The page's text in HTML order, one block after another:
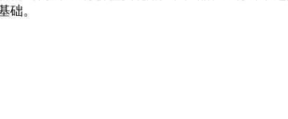
础。